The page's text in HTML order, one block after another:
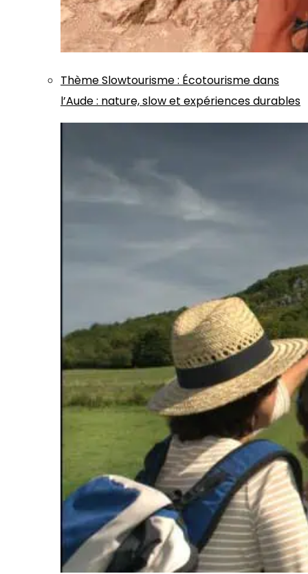
ThèmeSlowtourisme: Écotourisme dans
l’Aude : nature, slow et expériences durables